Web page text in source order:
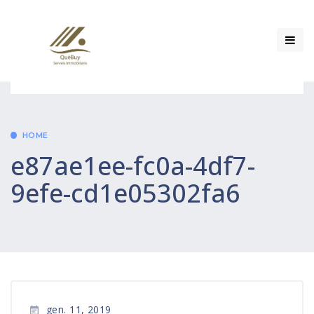
HOME
e87ae1ee-fc0a-4df7-
9efe-cd1e05302fa6
 gen. 11, 2019